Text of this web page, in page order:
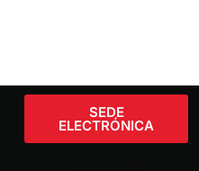
SEDE
ELECTRÓNICA